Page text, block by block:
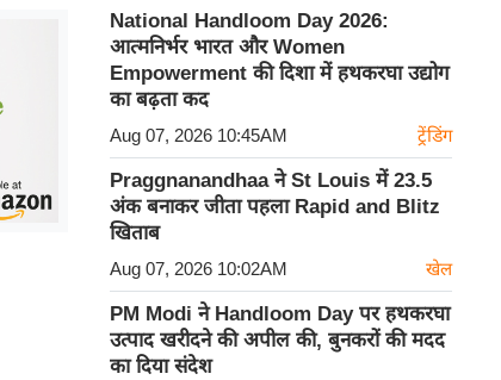
National Handloom Day 2026:
आत्मनिर्भर भारत और Women
Empowerment की दिशा में हथकरघा उद्योग
का बढ़ता कद
Aug 07, 2026 10:45AM ट्रेंडिंग
Praggnanandhaa ने St Louis में 23.5
अंक बनाकर जीता पहला Rapid and Blitz
खिताब
Aug 07, 2026 10:02AM खेल
PM Modi ने Handloom Day पर हथकरघा
उत्पाद खरीदने की अपील की, बुनकरों की मदद
का दिया संदेश